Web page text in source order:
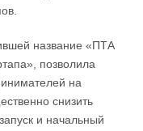
название «ПТА
позволила
на
снизить
и начальный